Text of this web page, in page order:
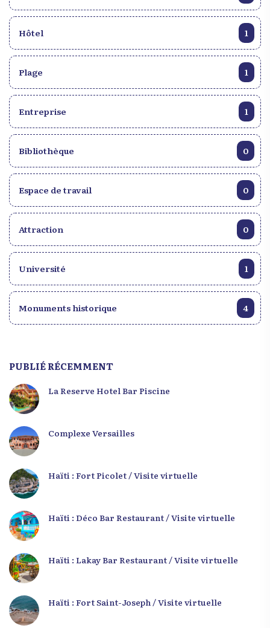
Hôtel 1
Plage 1
Entreprise 1
Bibliothèque 0
Espace de travail 0
Attraction 0
Université 1
Monuments historique 4
PUBLIÉ RÉCEMMENT
La Reserve Hotel Bar Piscine
Complexe Versailles
Haïti : Fort Picolet / Visite virtuelle
Haïti : Déco Bar Restaurant / Visite virtuelle
Haïti : Lakay Bar Restaurant / Visite virtuelle
Haïti : Fort Saint-Joseph / Visite virtuelle